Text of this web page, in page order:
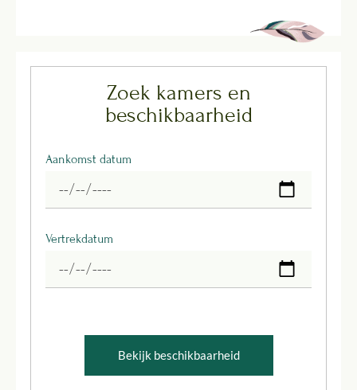
Zoek kamers en
beschikbaarheid
Aankomst datum
Vertrekdatum
Bekijk beschikbaarheid